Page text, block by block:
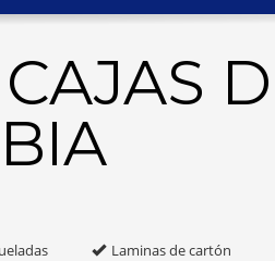
Laminas de cartón